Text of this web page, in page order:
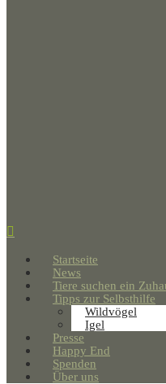
Startseite
News
Tiere suchen ein
Tipps zur Selbsthilfe
Wildvögel
Igel
Presse
Happy End
Spenden
Über uns